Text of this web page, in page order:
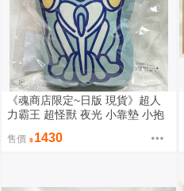
《魂商店限定~日版 現貨》超人
力霸王 超怪獸 夜光 小靠墊 小抱
未拆封）
售價 1430